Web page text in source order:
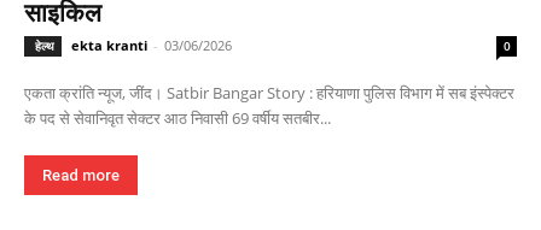
साइकिल
हेल्थ ekta kranti - 03/06/2026 0
एकता क्रांति न्यूज, जींद। Satbir Bangar Story : हरियाणा पुलिस विभाग में सब इंस्पेक्टर
के पद से सेवानिवृत सेक्टर आठ निवासी 69 वर्षीय सतबीर...
Read more